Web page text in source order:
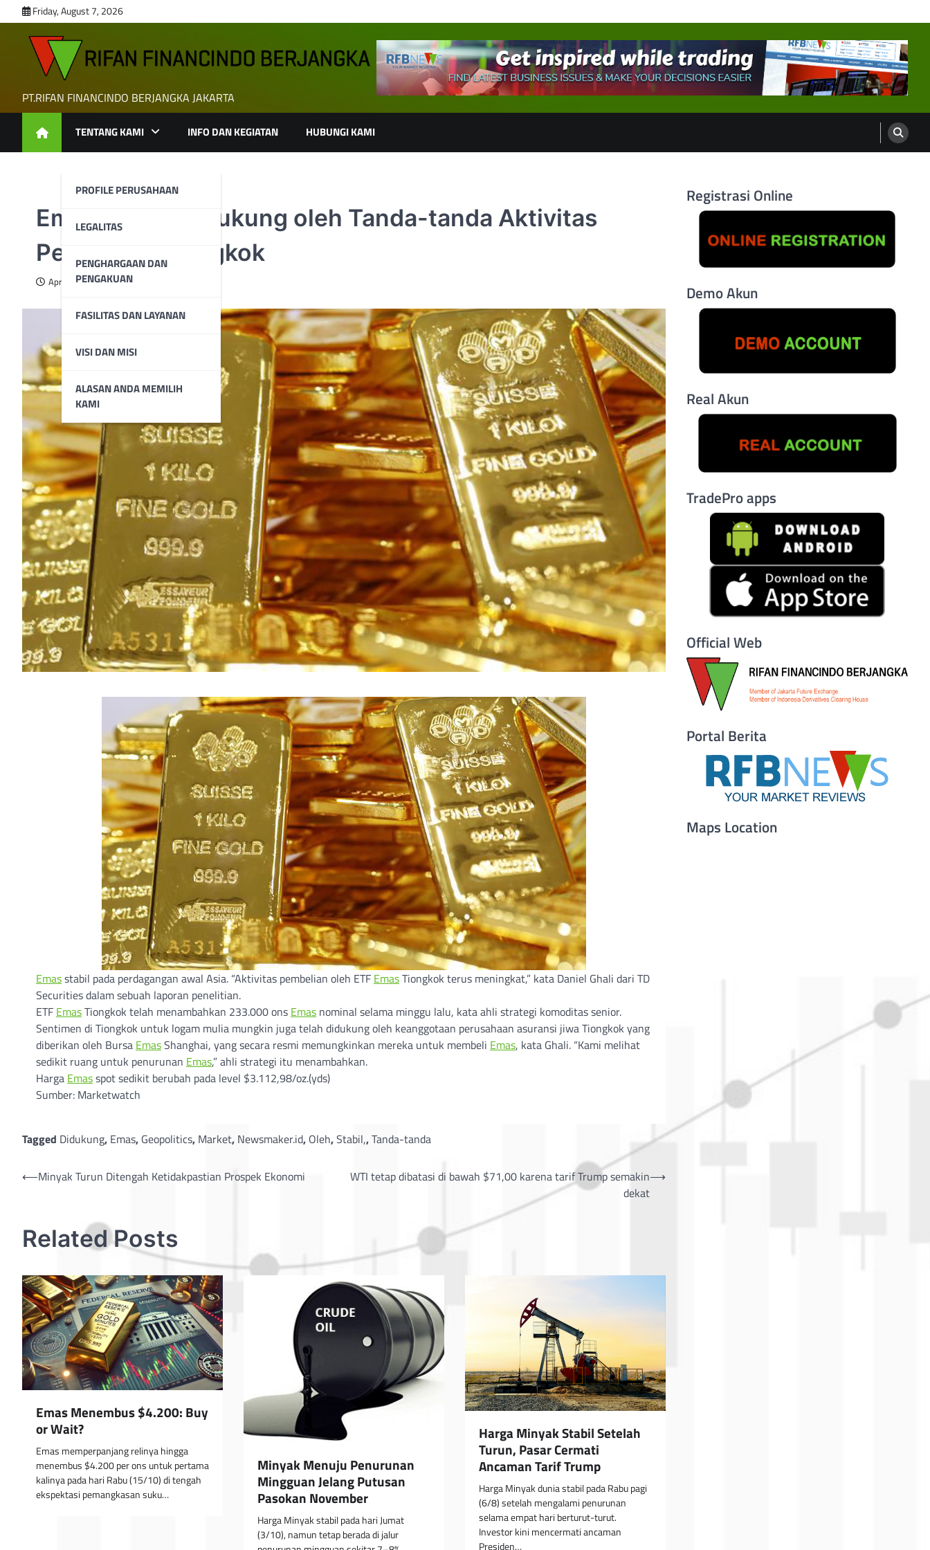
to
content
Friday, August 7, 2026
PT.RIFAN FINANCINDO BERJANGKA JAKARTA
TENTANG KAMI
PROFILE PERUSAHAAN
LEGALITAS
PENGHARGAAN DAN
PENGAKUAN
FASILITAS DAN LAYANAN
VISI DAN MISI
ALASAN ANDA MEMILIH
KAMI
INFO DAN KEGIATAN HUBUNGI KAMI
Emas Stabil, Didukung oleh Tanda-tanda Aktivitas
Pembelian Tiongkok
April 2, 2025
Emasstabil pada perdagangan awal Asia. “Aktivitas pembelian oleh ETF EmasTiongkok terus meningkat,” kata Daniel Ghali dari TD
Securities dalam sebuah laporan penelitian.
ETF EmasTiongkok telah menambahkan 233.000 ons Emas nominal selama minggu lalu, kata ahli strategi komoditas senior.
Sentimen di Tiongkok untuk logam mulia mungkin juga telah didukung oleh keanggotaan perusahaan asuransi jiwa Tiongkok yang
diberikan oleh Bursa EmasShanghai, yang secara resmi memungkinkan mereka untuk membeli Emas, kata Ghali. “Kami melihat
sedikit ruang untuk penurunan Emas,” ahli strategi itu menambahkan.
Harga Emasspot sedikit berubah pada level $3.112,98/oz.(yds)
Sumber: Marketwatch
Tagged Didukung, Emas, Geopolitics, Market, Newsmaker.id, Oleh,Stabil,,Tanda-tanda
Post
⟵Minyak Turun Ditengah Ketidakpastian Prospek Ekonomi
WTI tetap dibatasi di bawah $71,00 karena tarif Trump semakin
dekat
⟶
Related Posts
Emas Menembus $4.200: Buy
or Wait?
Emas memperpanjang relinya hingga
menembus $4.200 per ons untuk pertama
kalinya pada hari Rabu (15/10) di tengah
ekspektasi pemangkasan suku…
Minyak Menuju Penurunan
Mingguan Jelang Putusan
Pasokan November
Harga Minyak stabil pada hari Jumat
(3/10), namun tetap berada di jalur
Harga Minyak Stabil Setelah
Turun, Pasar Cermati
Ancaman Tarif Trump
Harga Minyak dunia stabil pada Rabu pagi
(6/8) setelah mengalami penurunan
selama empat hari berturut-turut.
Investor kini mencermati ancaman
Presiden…
Registrasi Online
Demo Akun
Real Akun
TradePro apps
Official Web
Portal Berita
Maps Location